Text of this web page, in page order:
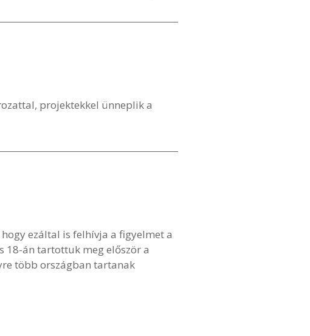
projektekkel ünneplik a
ezáltal is felhívja a figyelmet a
18-án tartottuk meg először a
több országban tartanak